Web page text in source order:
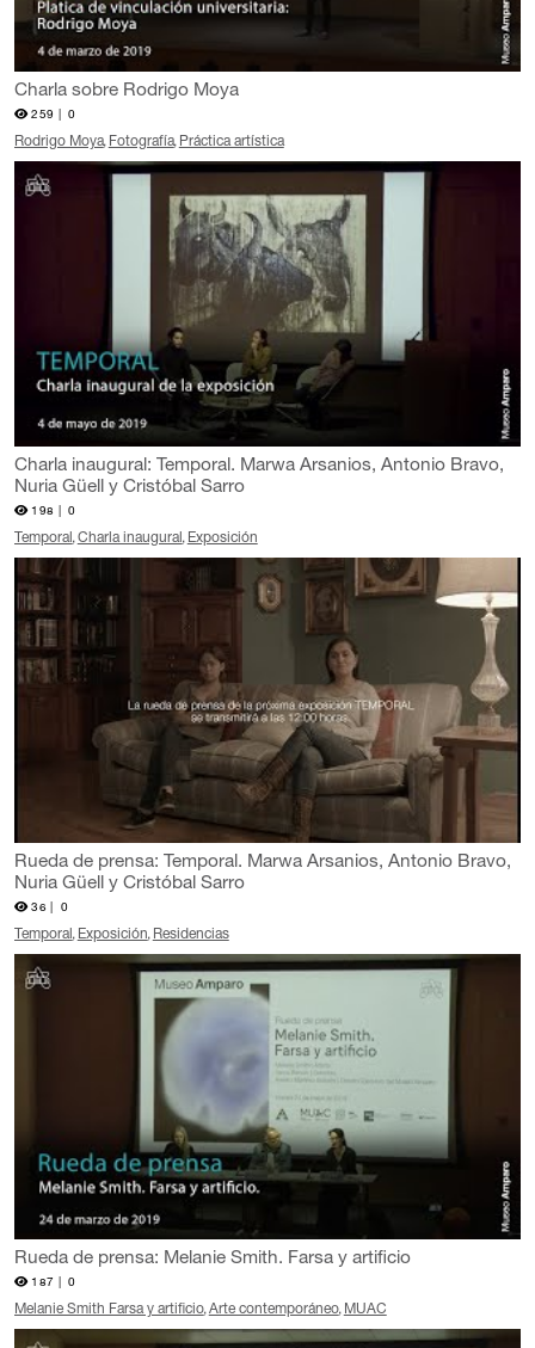
Charla sobre Rodrigo Moya
259 | 0
Rodrigo Moya Fotografía Práctica artística
Charla inaugural: Temporal. Marwa Arsanios, Antonio Bravo,
Nuria Güell y Cristóbal Sarro
198 | 0
Temporal Charla inaugural Exposición
Rueda de prensa: Temporal. Marwa Arsanios, Antonio Bravo,
Nuria Güell y Cristóbal Sarro
36 | 0
Temporal Exposición Residencias
Rueda de prensa: Melanie Smith. Farsa y artificio
187 | 0
Melanie Smith Farsa y artificio Arte contemporáneo MUAC